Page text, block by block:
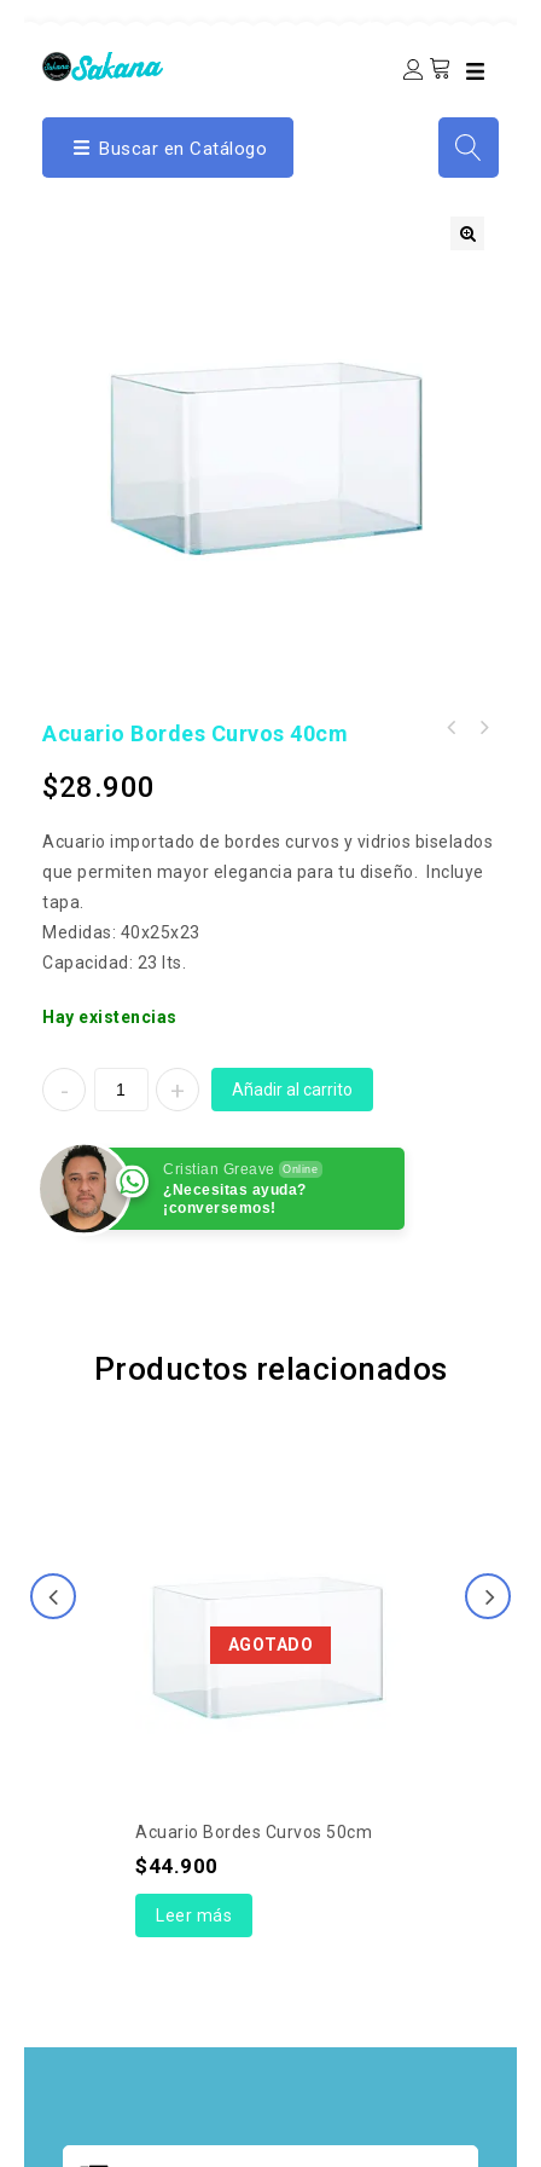
Buscar en Catálogo
Acuario Bordes Curvos 40cm
$28.900
Acuario importado de bordes curvos y vidrios biselados
que permiten mayor elegancia para tu diseño. Incluye
tapa.
Medidas: 40x25x23
Capacidad: 23 lts.
Hay existencias
Añadir al carrito
Cristian Greave Online
¿Necesitas ayuda?
¡conversemos!
Productos relacionados
AGOTADO
Acuario Bordes Curvos 50cm
$44.900
Leer más